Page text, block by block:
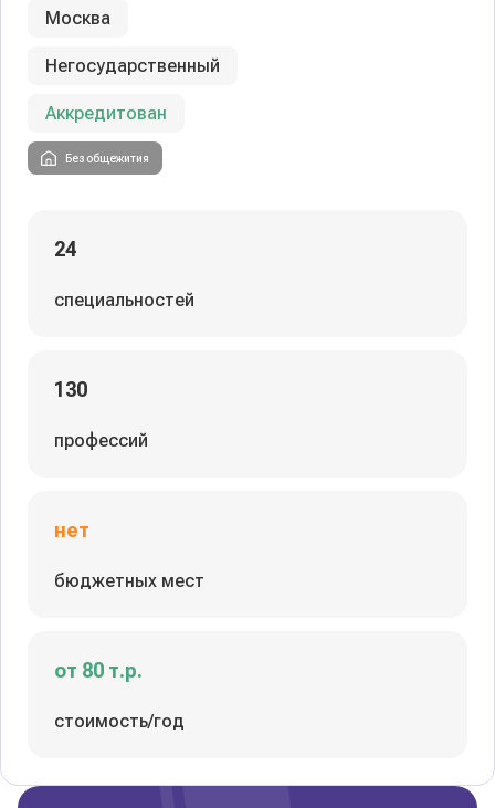
Москва
Негосударственный
Аккредитован
Без общежития
24
специальностей
130
профессий
нет
бюджетных мест
от 80 т.р.
стоимость/год